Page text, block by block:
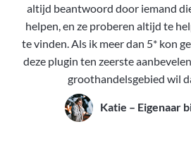
altijd beantwoord door iemand
helpen, en ze proberen altijd te
te vinden. Als ik meer dan 5* kon
deze plugin ten zeerste
groothandelsgebied wil
Katie – Eigenaar